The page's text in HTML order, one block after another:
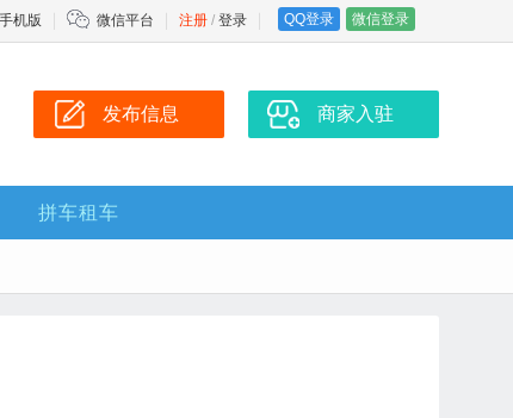
注册 / 登录 QQ登录 微信登录
手机版 微信平台
发布信息 商家入驻
拼车租车